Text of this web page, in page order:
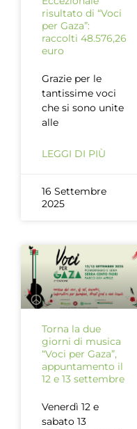
risultato di “Voci
per Gaza”:
raccolti 48.576,26
euro
Grazie per le
tantissime voci
che si sono unite
alle
LEGGI DI PIÙ
16 Settembre
2025
Torna la due
giorni di musica
“Voci per Gaza”,
appuntamento il
12 e 13 settembre
Venerdì 12 e
sabato 13